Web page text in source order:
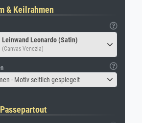
& Keilrahmen
Leinwand Leonardo (Satin)
(Canvas Venezia)
- Motiv seitlich gespiegelt